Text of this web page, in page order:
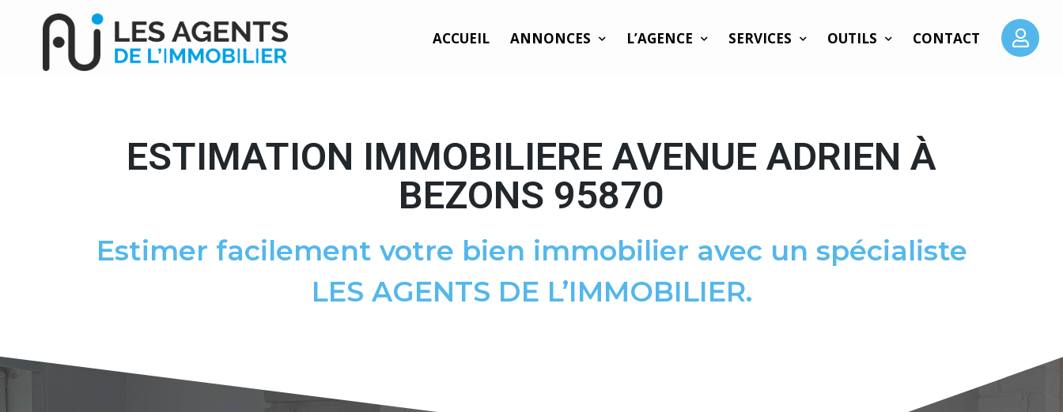
ACCUEIL ANNONCES L’AGENCE SERVICES OUTILS CONTACT
ESTIMATION IMMOBILIERE AVENUE ADRIEN À
BEZONS 95870
Estimer facilement votre bien immobilier avec un spécialiste
LES AGENTS DE L’IMMOBILIER.